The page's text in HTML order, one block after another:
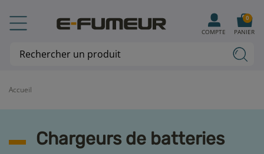
Accueil
Chargeurs de batteries
COMPTE PANIER
0